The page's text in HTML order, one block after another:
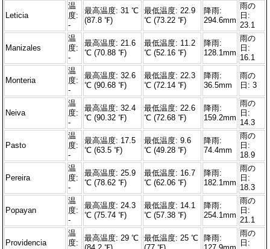
Leticia
温
度:
-
最高温度: 31 ℃
(87.8 ℉)
最低温度: 22.9
℃ (73.22 ℉)
降雨:
294.6mm
雨の
日:
23.1
Manizales
温
度:
-
最高温度: 21.6
℃ (70.88 ℉)
最低温度: 11.2
℃ (52.16 ℉)
降雨:
128.1mm
雨の
日:
16.1
Monteria
温
度:
-
最高温度: 32.6
℃ (90.68 ℉)
最低温度: 22.3
℃ (72.14 ℉)
降雨:
36.5mm
雨の
日: 3
Neiva
温
度:
-
最高温度: 32.4
℃ (90.32 ℉)
最低温度: 22.6
℃ (72.68 ℉)
降雨:
159.2mm
雨の
日:
14.3
Pasto
温
度:
-
最高温度: 17.5
℃ (63.5 ℉)
最低温度: 9.6
℃ (49.28 ℉)
降雨:
74.4mm
雨の
日:
18.9
Pereira
温
度:
-
最高温度: 25.9
℃ (78.62 ℉)
最低温度: 16.7
℃ (62.06 ℉)
降雨:
182.1mm
雨の
日:
18.3
Popayan
温
度:
-
最高温度: 24.3
℃ (75.74 ℉)
最低温度: 14.1
℃ (57.38 ℉)
降雨:
254.1mm
雨の
日:
21.1
Providencia
温
度:
最高温度: 29 ℃
最低温度: 25 ℃
降雨:
雨の
日: